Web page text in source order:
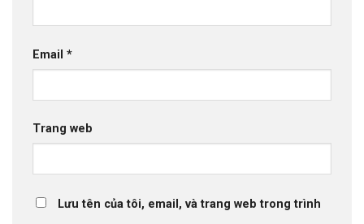
Email *
Trang web
Lưu tên của tôi, email, và trang web trong trình